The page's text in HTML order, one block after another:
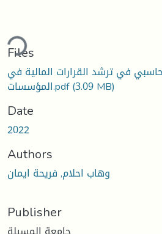
Files
في ترشد القرارات المالية في
المؤسسات.pdf(3.09 MB)
Date
2022
Authors
وهاب احلام, فريحة ايمان
Publisher